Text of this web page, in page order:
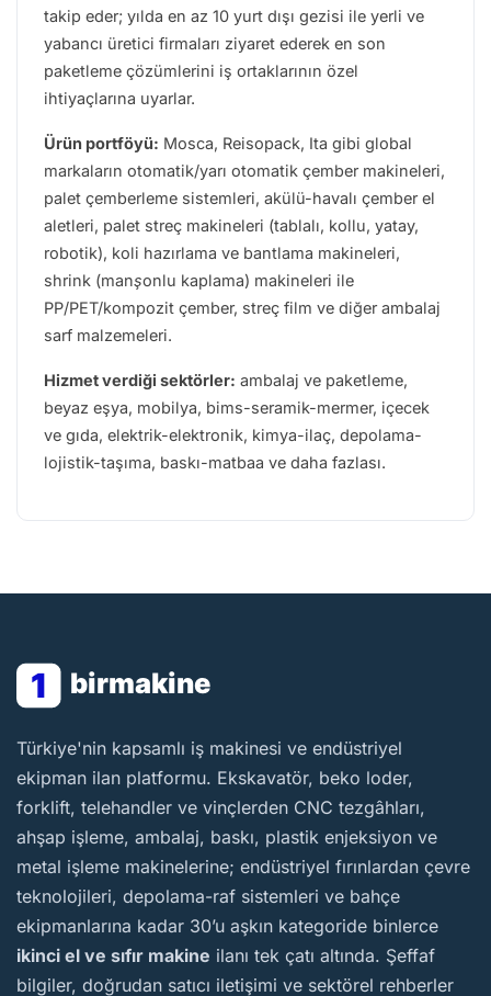
takip eder; yılda en az 10 yurt dışı gezisi ile yerli ve
yabancı üretici firmaları ziyaret ederek en son
paketleme çözümlerini iş ortaklarının özel
ihtiyaçlarına uyarlar.
Ürün portföyü: Mosca, Reisopack, Ita gibi global
markaların otomatik/yarı otomatik çember makineleri,
palet çemberleme sistemleri, akülü-havalı çember el
aletleri, palet streç makineleri (tablalı, kollu, yatay,
robotik), koli hazırlama ve bantlama makineleri,
shrink (manşonlu kaplama) makineleri ile
PP/PET/kompozit çember, streç film ve diğer ambalaj
sarf malzemeleri.
Hizmet verdiği sektörler: ambalaj ve paketleme,
beyaz eşya, mobilya, bims-seramik-mermer, içecek
ve gıda, elektrik-elektronik, kimya-ilaç, depolama-
lojistik-taşıma, baskı-matbaa ve daha fazlası.
1 birmakine
BirMakine
Türkiye'nin kapsamlı iş makinesi ve endüstriyel
ekipman ilan platformu. Ekskavatör, beko loder,
forklift, telehandler ve vinçlerden CNC tezgâhları,
ahşap işleme, ambalaj, baskı, plastik enjeksiyon ve
metal işleme makinelerine; endüstriyel fırınlardan çevre
teknolojileri, depolama-raf sistemleri ve bahçe
ekipmanlarına kadar 30’u aşkın kategoride binlerce
ikinci el ve sıfır makine ilanı tek çatı altında. Şeffaf
bilgiler, doğrudan satıcı iletişimi ve sektörel rehberler